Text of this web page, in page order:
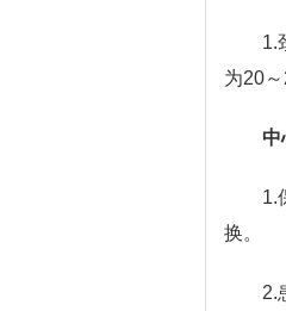
1.
为20
中
1.
换。
2.